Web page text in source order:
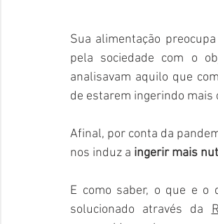
Sua alimentação
pela sociedade com o
analisavam aquilo que
de estarem ingerindo mais
Afinal, por conta da
nos induz a ingerir mais
E como saber, o que e o
solucionado através da